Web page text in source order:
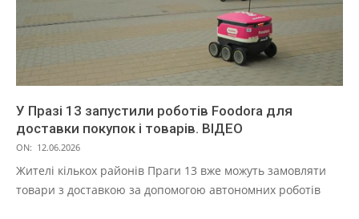
У Празі 13 запустили роботів Foodora для
доставки покупок і товарів. ВІДЕО
ON: 12.06.2026
Жителі кількох районів Праги 13 вже можуть замовляти
товари з доставкою за допомогою автономних роботів